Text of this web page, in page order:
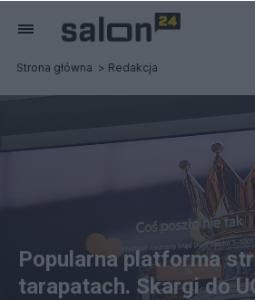
Strona główna Redakcja
Popularna platforma
tarapatach. Skargi do